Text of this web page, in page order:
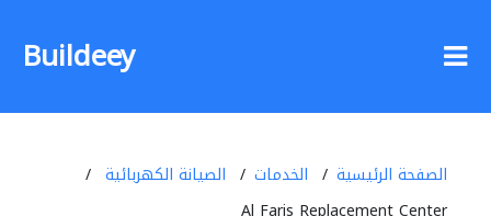
Buildeey
الصفحة الرئيسية الخدمات
الصيانة الكهربائية